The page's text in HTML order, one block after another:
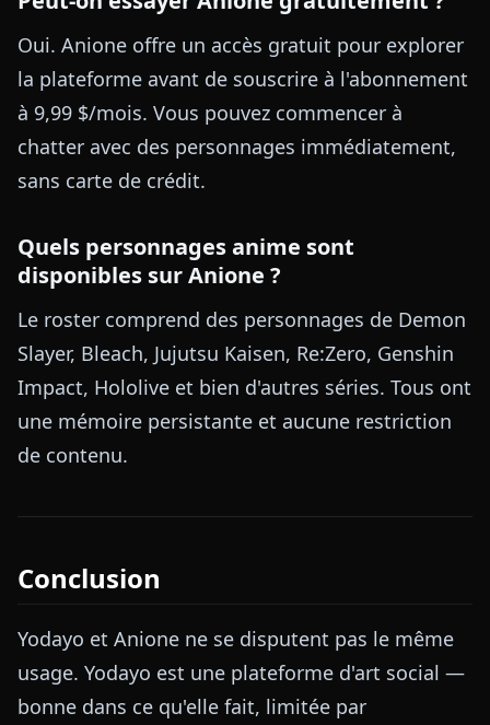
Oui. Anione offre un accès gratuit pour explorer
la plateforme avant de souscrire à l'abonnement
à 9,99 $/mois. Vous pouvez commencer à
chatter avec des personnages immédiatement,
sans carte de crédit.
Quels personnages anime sont
disponibles sur Anione ?
Le roster comprend des personnages de Demon
Slayer, Bleach, Jujutsu Kaisen, Re:Zero, Genshin
Impact, Hololive et bien d'autres séries. Tous ont
une mémoire persistante et aucune restriction
de contenu.
Conclusion
Yodayo et Anione ne se disputent pas le même
usage. Yodayo est une plateforme d'art social —
bonne dans ce qu'elle fait, limitée par